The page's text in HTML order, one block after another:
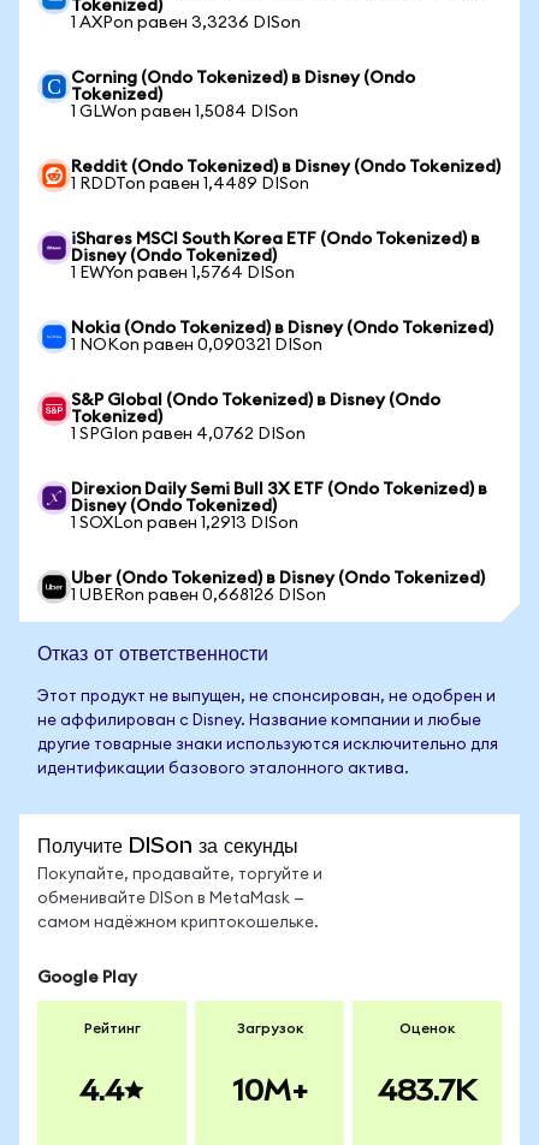
Tokenized)
1 AXPon равен 3,3236 DISon
Corning (Ondo Tokenized) в Disney (Ondo
Tokenized)
1 GLWon равен 1,5084 DISon
Reddit (Ondo Tokenized) в Disney (Ondo Tokenized)
1 RDDTon равен 1,4489 DISon
iShares MSCI South Korea ETF (Ondo Tokenized) в
Disney (Ondo Tokenized)
1 EWYon равен 1,5764 DISon
Nokia (Ondo Tokenized) в Disney (Ondo Tokenized)
1 NOKon равен 0,090321 DISon
S&P Global (Ondo Tokenized) в Disney (Ondo
Tokenized)
1 SPGIon равен 4,0762 DISon
Direxion Daily Semi Bull 3X ETF (Ondo Tokenized) в
Disney (Ondo Tokenized)
1 SOXLon равен 1,2913 DISon
Uber (Ondo Tokenized) в Disney (Ondo Tokenized)
1 UBERon равен 0,668126 DISon
Отказ от ответственности
Этот продукт не выпущен, не спонсирован, не одобрен и
не аффилирован с Disney. Название компании и любые
другие товарные знаки используются исключительно для
идентификации базового эталонного актива.
Получите DISon за секунды
Покупайте, продавайте, торгуйте и
обменивайте DISon в MetaMask —
самом надёжном криптокошельке.
Google Play
Рейтинг
4.4
Загрузок
10M+
Оценок
483.7K